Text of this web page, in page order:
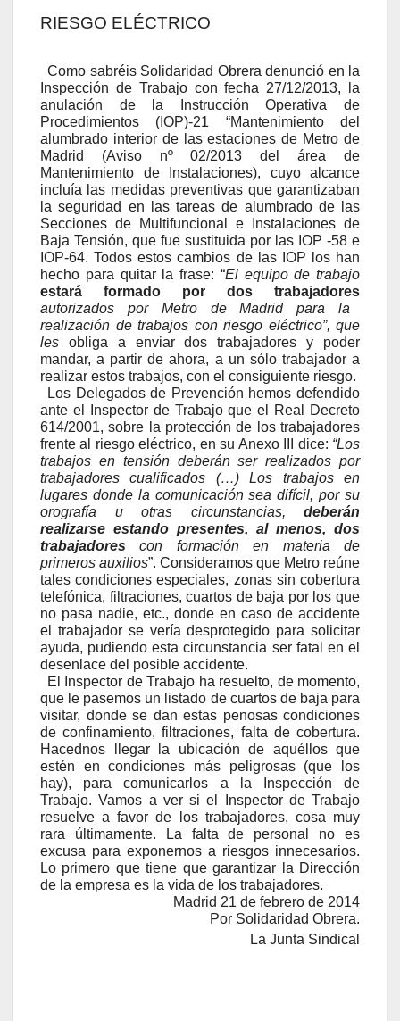
RIESGO ELÉCTRICO
Como sabréis Solidaridad Obrera denunció en la
Inspección de Trabajo con fecha 27/12/2013, la
anulación de la Instrucción Operativa de
Procedimientos (IOP)-21 “Mantenimiento del
alumbrado interior de las estaciones de Metro de
Madrid (Aviso nº 02/2013 del área de
Mantenimiento de Instalaciones), cuyo alcance
incluía las medidas preventivas que garantizaban
la seguridad en las tareas de alumbrado de las
Secciones de Multifuncional e Instalaciones de
Baja Tensión, que fue sustituida por las IOP -58 e
IOP-64. Todos estos cambios de las IOP los han
hecho para quitar la frase: “El equipo de trabajo
estará formado por dos trabajadores
autorizados por Metro de Madrid para la
realización de trabajos con riesgo eléctrico”, que
les obliga a enviar dos trabajadores y poder
mandar, a partir de ahora, a un sólo trabajador a
realizar estos trabajos, con el consiguiente riesgo.
Los Delegados de Prevención hemos defendido
ante el Inspector de Trabajo que el Real Decreto
614/2001, sobre la protección de los trabajadores
frente al riesgo eléctrico, en su Anexo III dice: “Los
trabajos en tensión deberán ser realizados por
trabajadores cualificados (…) Los trabajos en
lugares donde la comunicación sea difícil, por su
orografía u otras circunstancias, deberán
realizarse estando presentes, al menos, dos
trabajadorescon formación en materia de
primeros auxilios”. Consideramos que Metro reúne
tales condiciones especiales, zonas sin cobertura
telefónica, filtraciones, cuartos de baja por los que
no pasa nadie, etc., donde en caso de accidente
el trabajador se vería desprotegido para solicitar
ayuda, pudiendo esta circunstancia ser fatal en el
desenlace del posible accidente.
El Inspector de Trabajo ha resuelto, de momento,
que le pasemos un listado de cuartos de baja para
visitar, donde se dan estas penosas condiciones
de confinamiento, filtraciones, falta de cobertura.
Hacednos llegar la ubicación de aquéllos que
estén en condiciones más peligrosas (que los
hay), para comunicarlos a la Inspección de
Trabajo. Vamos a ver si el Inspector de Trabajo
resuelve a favor de los trabajadores, cosa muy
rara últimamente. La falta de personal no es
excusa para exponernos a riesgos innecesarios.
Lo primero que tiene que garantizar la Dirección
de la empresa es la vida de los trabajadores.
Madrid 21 de febrero de 2014
Por Solidaridad Obrera.
La Junta Sindical